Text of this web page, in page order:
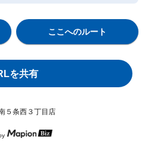
５条西３丁目店
ここへのルート
を共有